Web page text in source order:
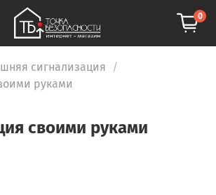
0
сигнализация
руками
своими руками